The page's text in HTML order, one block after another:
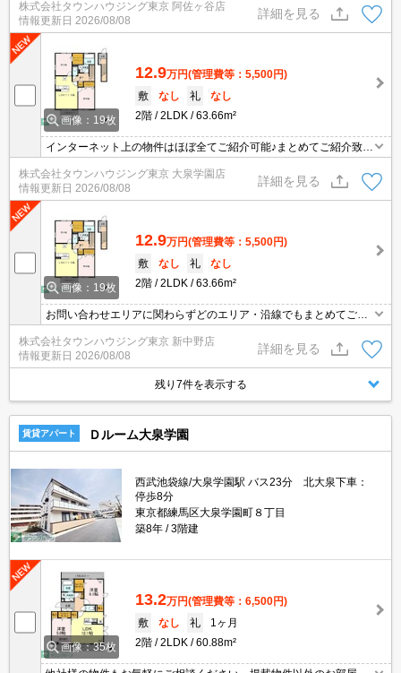
株式会社タウンハウジング東京 阿佐ヶ谷店
情報更新日 2026/08/08
詳細を見る
画像：19枚
12.9万円(管理費等：5,500円)
敷
なし 礼
なし
2階
2LDK 63.66m²
インターネット上の物件はほぼ全てご紹介可能♪まとめてご紹介致し
ます♪お気軽にお問合せください！お部屋探しはタウンハウジングま
で☆新着情報毎日更新☆
株式会社タウンハウジング東京 大泉学園店
情報更新日 2026/08/08
詳細を見る
画像：19枚
12.9万円(管理費等：5,500円)
敷
なし 礼
なし
2階
2LDK 63.66m²
お問い合わせエリアに関わらずどのエリア・沿線でもまとめてご紹
介可能です！！迷われている場合はますご相談くださいませ。
株式会社タウンハウジング東京 新中野店
情報更新日 2026/08/08
詳細を見る
残り7件を表示する
賃貸アパート Ｄルーム大泉学園
西武池袋線/大泉学園駅 バス23分 北大泉下車：
停歩8分
東京都練馬区大泉学園町８丁目
築8年
3階建
画像：35枚
13.2万円(管理費等：6,500円)
敷
なし 礼
1ヶ月
2階
2LDK 60.88m²